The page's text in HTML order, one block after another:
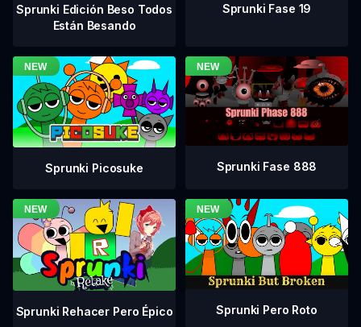
Sprunki Edición Beso Todos
Están Besando
Sprunki Fase 19
Sprunki Picosuke Sprunki Fase 888
Sprunki Rehacer Pero Épico Sprunki Pero Roto